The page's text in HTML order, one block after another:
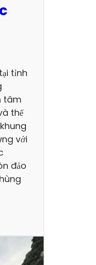
tỉnh
tâm
thế
với
đảo